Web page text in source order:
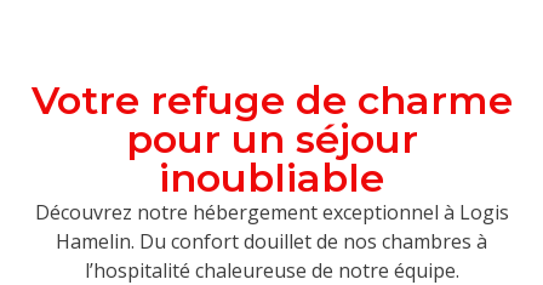
Votre refuge de charme
pour un séjour
inoubliable
Découvrez notre hébergement exceptionnel à Logis
Hamelin. Du confort douillet de nos chambres à
l’hospitalité chaleureuse de notre équipe.